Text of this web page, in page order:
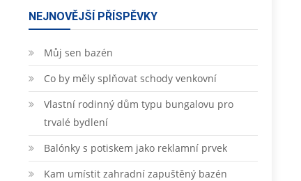
NEJNOVĚJŠÍ PŘÍSPĚVKY
Můj sen bazén
Co by měly splňovat schody venkovní
Vlastní rodinný dům typu bungalovu pro
trvalé bydlení
Balónky s potiskem jako reklamní prvek
Kam umístit zahradní zapuštěný bazén